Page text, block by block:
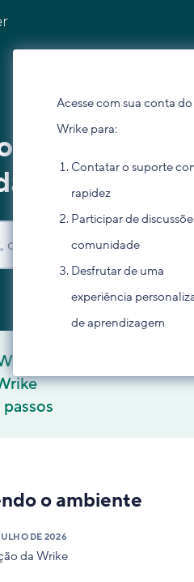
Acesse com sua conta do
Wrike para:
Contatar o suporte
rapidez
Participar de
comunidade
Desfrutar de uma
experiência
de aprendizagem
podemos
você?
o ambiente
DE 2026
da Wrike